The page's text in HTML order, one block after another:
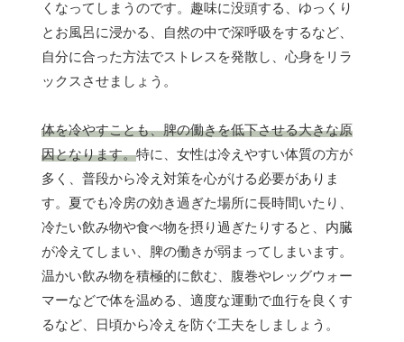
くなってしまうのです。趣味に没頭する、ゆっくり
とお風呂に浸かる、自然の中で深呼吸をするなど、
自分に合った方法でストレスを発散し、心身をリラ
ックスさせましょう。
体を冷やすことも、脾の働きを低下させる大きな原
因となります。特に、女性は冷えやすい体質の方が
多く、普段から冷え対策を心がける必要がありま
す。夏でも冷房の効き過ぎた場所に長時間いたり、
冷たい飲み物や食べ物を摂り過ぎたりすると、内臓
が冷えてしまい、脾の働きが弱まってしまいます。
温かい飲み物を積極的に飲む、腹巻やレッグウォー
マーなどで体を温める、適度な運動で血行を良くす
るなど、日頃から冷えを防ぐ工夫をしましょう。